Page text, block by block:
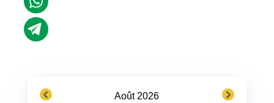
previous Août 2026 next